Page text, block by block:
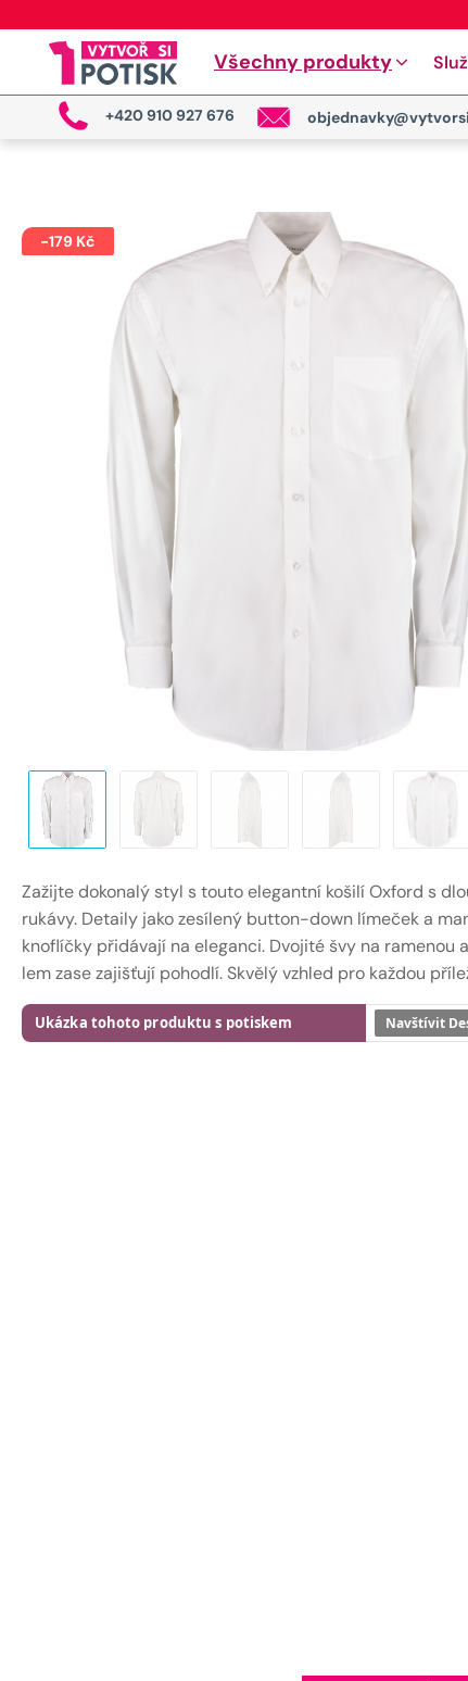
Všechny produkty
+420 910 927 676
-179 Kč
Zažijte dokonalý styl s touto elegantní košilí Oxford s
rukávy. Detaily jako zesílený button-down límeček a
knoflíčky přidávají na eleganci. Dvojité švy na ramenou
lem zase zajišťují pohodlí. Skvělý vzhled pro každou
Ukázka tohoto produktu s potiskem Navštívit